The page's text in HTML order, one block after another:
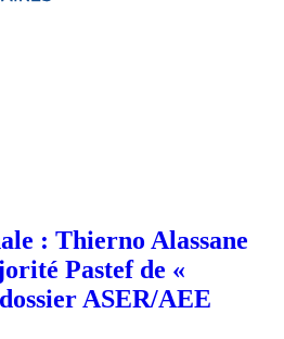
: Thierno Alassane
Pastef de «
ASER/AEE